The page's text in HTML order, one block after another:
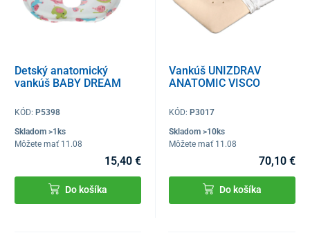
Detský anatomický
vankúš BABY DREAM
KÓD: P5398
Skladom >1ks
Môžete mať 11.08
15,40 €
Do košíka
Vankúš UNIZDRAV
ANATOMIC VISCO
KÓD:P3017
Skladom >10ks
Môžete mať 11.08
70,10 €
Do košíka